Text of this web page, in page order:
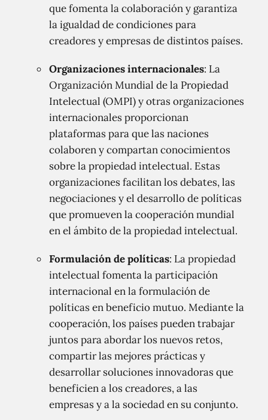
que fomenta la colaboración y garantiza
la igualdad de condiciones para
creadores y empresas de distintos países.
Organizaciones internacionales: La
Organización Mundial de la Propiedad
Intelectual (OMPI) y otras organizaciones
internacionales proporcionan
plataformas para que las naciones
colaboren y compartan conocimientos
sobre la propiedad intelectual. Estas
organizaciones facilitan los debates, las
negociaciones y el desarrollo de políticas
que promueven la cooperación mundial
en el ámbito de la propiedad intelectual.
Formulación de políticas: La propiedad
intelectual fomenta la participación
internacional en la formulación de
políticas en beneficio mutuo. Mediante la
cooperación, los países pueden trabajar
juntos para abordar los nuevos retos,
compartir las mejores prácticas y
desarrollar soluciones innovadoras que
beneficien a los creadores, a las
empresas y a la sociedad en su conjunto.